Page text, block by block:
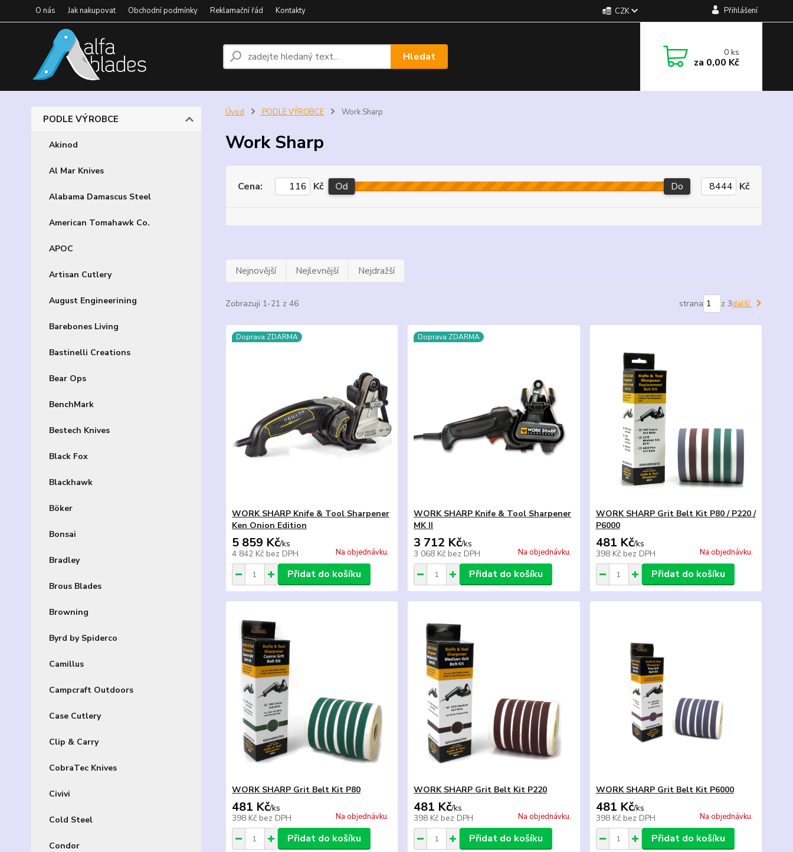
O nás Jak nakupovat Obchodní podmínky Reklamační řád Kontakty CZK Přihlášení
Hledat 0ks
za 0,00 Kč
PODLE VÝROBCE
Akinod
Al Mar Knives
Alabama Damascus Steel
American Tomahawk Co.
APOC
Artisan Cutlery
August Engineerining
Barebones Living
Bastinelli Creations
Bear Ops
BenchMark
Bestech Knives
Black Fox
Blackhawk
Böker
Bonsai
Bradley
Brous Blades
Browning
Byrd by Spiderco
Camillus
Campcraft Outdoors
Case Cutlery
Clip & Carry
CobraTec Knives
Civivi
Cold Steel
Condor
Úvod PODLE VÝROBCE Work Sharp
Work Sharp
Cena: Kč Od Do Kč
Nejnovější Nejlevnější Nejdražší
Zobrazuji 1-21 z 46 strana z 3další
Doprava ZDARMA
WORK SHARP Knife & Tool Sharpener
Ken Onion Edition
5 859 Kč/ks
4 842 Kč bez DPH Na objednávku.
Přidat do košíku
Doprava ZDARMA
WORK SHARP Knife & Tool Sharpener
MK II
3 712 Kč/ks
3 068 Kč bez DPH Na objednávku.
Přidat do košíku
WORK SHARP Grit Belt Kit P80 / P220 /
P6000
481 Kč/ks
398 Kč bez DPH Na objednávku.
Přidat do košíku
WORK SHARP Grit Belt Kit P80
481 Kč/ks
398 Kč bez DPH Na objednávku.
Přidat do košíku
WORK SHARP Grit Belt Kit P220
481 Kč/ks
398 Kč bez DPH Na objednávku.
Přidat do košíku
WORK SHARP Grit Belt Kit P6000
481 Kč/ks
398 Kč bez DPH Na objednávku.
Přidat do košíku